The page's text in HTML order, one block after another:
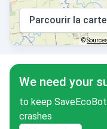
Parcourir la carte
©
We need your
to keep
crashes